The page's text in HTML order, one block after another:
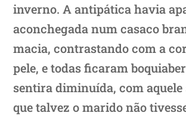
inverno. A antipática havia
aconchegada num casaco
macia, contrastando com a
pele, e todas ficaram
sentira diminuída, com
que talvez o marido não